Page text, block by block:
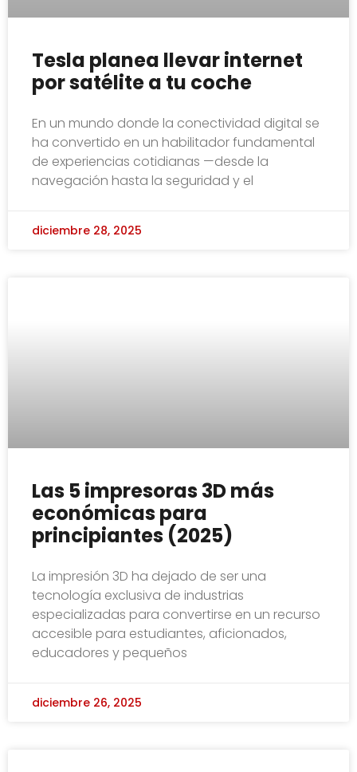
Tesla planea llevar internet
por satélite a tu coche
En un mundo donde la conectividad digital se
ha convertido en un habilitador fundamental
de experiencias cotidianas —desde la
navegación hasta la seguridad y el
diciembre 28, 2025
Las 5 impresoras 3D más
económicas para
principiantes (2025)
La impresión 3D ha dejado de ser una
tecnología exclusiva de industrias
especializadas para convertirse en un recurso
accesible para estudiantes, aficionados,
educadores y pequeños
diciembre 26, 2025